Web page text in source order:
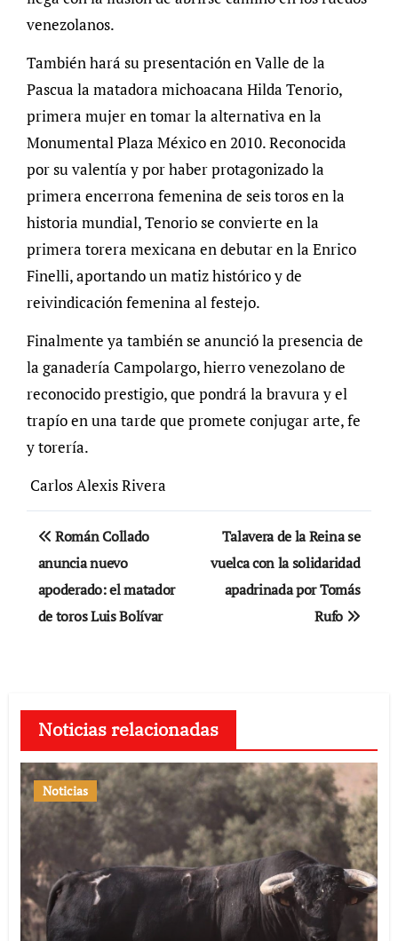
venezolanos.
También hará su presentación en Valle de la
Pascua la matadora michoacana Hilda Tenorio,
primera mujer en tomar la alternativa en la
Monumental Plaza México en 2010. Reconocida
por su valentía y por haber protagonizado la
primera encerrona femenina de seis toros en la
historia mundial, Tenorio se convierte en la
primera torera mexicana en debutar en la Enrico
Finelli, aportando un matiz histórico y de
reivindicación femenina al festejo.
Finalmente ya también se anunció la presencia de
la ganadería Campolargo, hierro venezolano de
reconocido prestigio, que pondrá la bravura y el
trapío en una tarde que promete conjugar arte, fe
y torería.
Carlos Alexis Rivera
Navegación
de
entradas
Román Collado
anuncia nuevo
apoderado: el matador
de toros Luis Bolívar
Talavera de la Reina se
vuelca con la solidaridad
apadrinada por Tomás
Rufo
Noticias relacionadas
Noticias